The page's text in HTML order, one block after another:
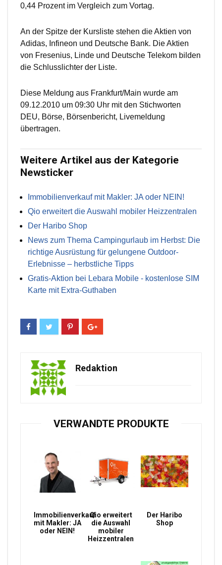
0,44 Prozent im Vergleich zum Vortag.
An der Spitze der Kursliste stehen die Aktien von
Adidas, Infineon und Deutsche Bank. Die Aktien
von Fresenius, Linde und Deutsche Telekom bilden
die Schlusslichter der Liste.
Diese Meldung aus Frankfurt/Main wurde am
09.12.2010 um 09:30 Uhr mit den Stichworten
DEU, Börse, Börsenbericht, Livemeldung
übertragen.
Weitere Artikel aus der Kategorie
Newsticker
Immobilienverkauf mit Makler: JA oder NEIN!
Qio erweitert die Auswahl mobiler Heizzentralen
Der Haribo Shop
News zum Thema Campingurlaub im Herbst: Die
richtige Ausrüstung für gelungene Outdoor-
Erlebnisse – herbstliche Tipps
Gratis-Aktion bei Lebara Mobile - kostenlose SIM
Karte mit Extra-Guthaben
Redaktion
VERWANDTE PRODUKTE
Immobilienverkauf
mit Makler: JA
oder NEIN!
Qio erweitert
die Auswahl
mobiler
Heizzentralen
Der Haribo
Shop